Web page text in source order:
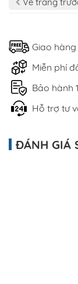
Giao
Miễn phí
Bảo hành
Hỗ trợ tư
ĐÁNH GIÁ